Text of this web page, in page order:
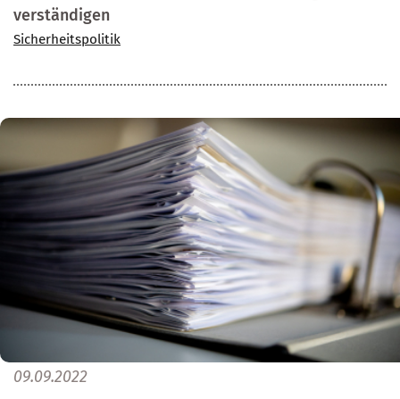
verständigen
Sicherheitspolitik
09.09.2022